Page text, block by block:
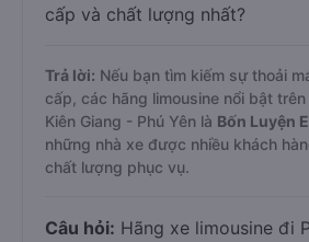
cấp và chất lượng nhất?
Trả lời: Nếu bạn tìm kiếm sự thoải
cấp, các hãng limousine nổi bật
Kiên Giang - Phú Yên là Bốn Luyện
những nhà xe được nhiều khách
chất lượng phục vụ.
Câu hỏi: Hãng xe limousine đi